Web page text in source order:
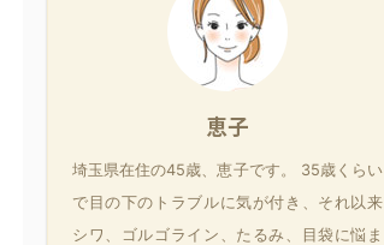
恵子
埼玉県在住の45歳、恵子です。 35歳くらい
で目の下のトラブルに気が付き、それ以来
シワ、ゴルゴライン、たるみ、目袋に悩ま